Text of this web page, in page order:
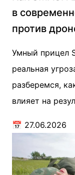
в
против
Умный прицел
реальная
разберемся,
влияет на
📅 27.06.2026